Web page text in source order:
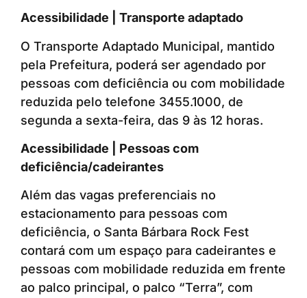
Acessibilidade | Transporte adaptado
O Transporte Adaptado Municipal, mantido
pela Prefeitura, poderá ser agendado por
pessoas com deficiência ou com mobilidade
reduzida pelo telefone 3455.1000, de
segunda a sexta-feira, das 9 às 12 horas.
Acessibilidade | Pessoas com
deficiência/cadeirantes
Além das vagas preferenciais no
estacionamento para pessoas com
deficiência, o Santa Bárbara Rock Fest
contará com um espaço para cadeirantes e
pessoas com mobilidade reduzida em frente
ao palco principal, o palco “Terra”, com